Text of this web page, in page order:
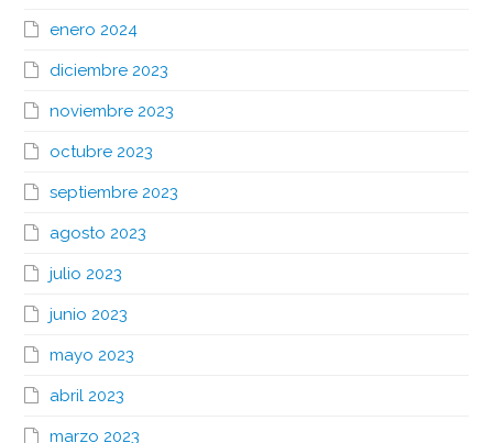
enero 2024
diciembre 2023
noviembre 2023
octubre 2023
septiembre 2023
agosto 2023
julio 2023
junio 2023
mayo 2023
abril 2023
marzo 2023